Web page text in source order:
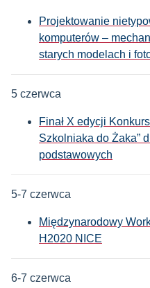
Projektowanie
komputerów –
starych modelach i
5 czerwca
Finał X edycji
Szkolniaka do Żaka”
podstawowych
5-7 czerwca
Międzynarodowy
H2020 NICE
6-7 czerwca